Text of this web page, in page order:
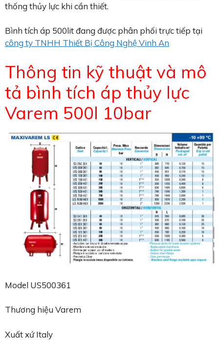
thống thủy lực khi cần thiết.
Bình tích áp 500lit đang được phân phối trực tiếp tại
công ty TNHH Thiết Bị Công Nghệ Vinh An
Thông tin kỹ thuật và mô
tả bình tích áp thủy lực
Varem 500l 10bar
Model US500361
Thương hiệu Varem
Xuất xứ Italy